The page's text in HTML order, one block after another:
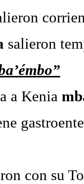
salieron
a Kenia
con su